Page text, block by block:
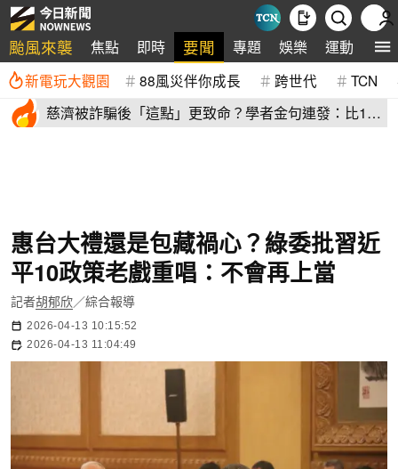
颱風來襲 焦點 即時 要聞 專題 娛樂 運動 全
新電玩大觀園 88風災伴你成長 跨世代 TCN
慈濟被詐騙後「這點」更致命？學者金句連發：比10
惠台大禮還是包藏禍心？綠委批習近
平10政策老戲重唱：不會再上當
記者胡郁欣／綜合報導
2026-04-13 10:15:52
2026-04-13 11:04:49